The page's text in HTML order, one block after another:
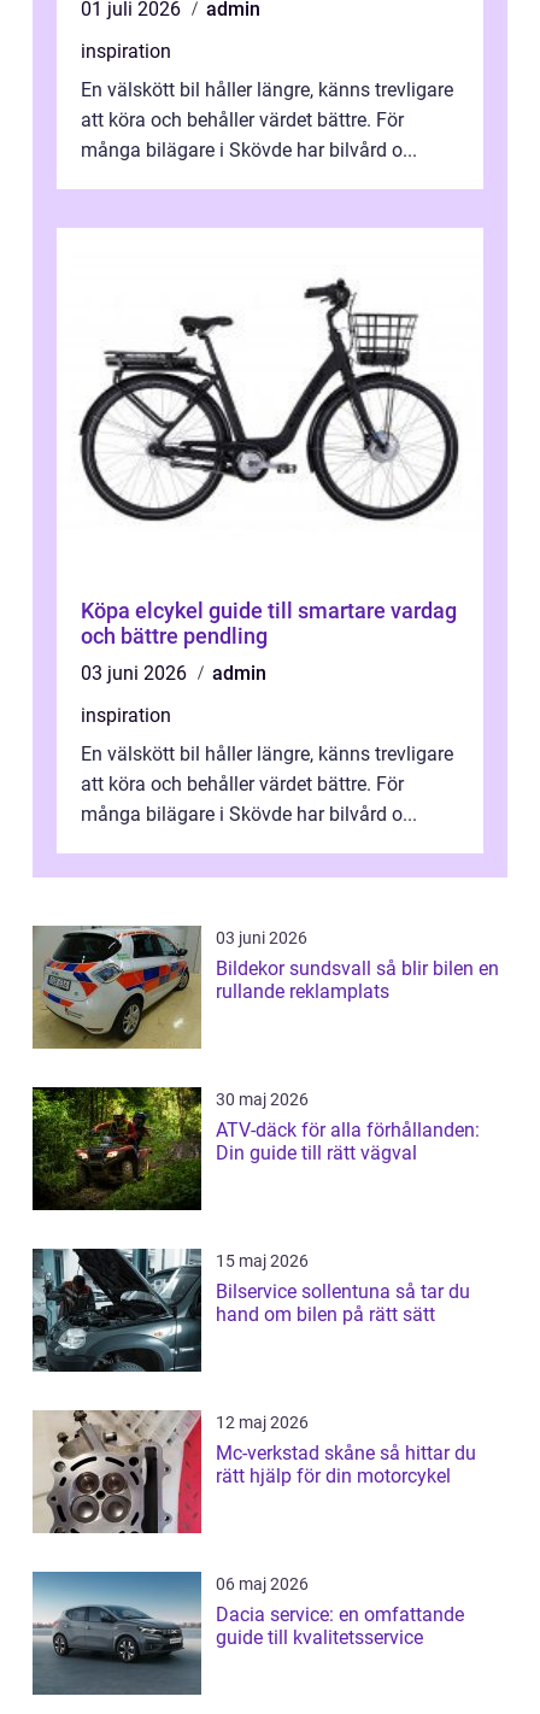
01 juli 2026
admin
inspiration
En välskött bil håller längre, känns trevligare
att köra och behåller värdet bättre. För
många bilägare i Skövde har bilvård o...
Köpa elcykel guide till smartare vardag
och bättre pendling
03 juni 2026
admin
inspiration
En välskött bil håller längre, känns trevligare
att köra och behåller värdet bättre. För
många bilägare i Skövde har bilvård o...
03 juni 2026
Bildekor sundsvall så blir bilen en
rullande reklamplats
30 maj 2026
ATV-däck för alla förhållanden:
Din guide till rätt vägval
15 maj 2026
Bilservice sollentuna så tar du
hand om bilen på rätt sätt
12 maj 2026
Mc-verkstad skåne så hittar du
rätt hjälp för din motorcykel
06 maj 2026
Dacia service: en omfattande
guide till kvalitetsservice